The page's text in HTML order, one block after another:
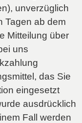
unverzüglich
Tagen ab dem
Mitteilung über
uns
das Sie
eingesetzt
ausdrücklich
Fall werden